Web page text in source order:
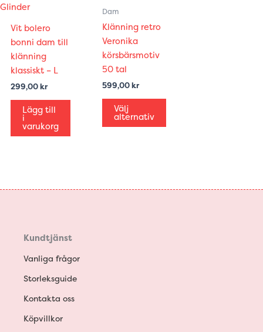
Vit bolero
bonni dam till
klänning
klassiskt – L
299,00kr
Lägg till
i
varukorg
Dam
Klänning retro
Veronika
körsbärsmotiv
50 tal
599,00kr
Välj
alternativ
här
produkten
har
flera
varianter.
olika
alternativen
kan
Kundtjänst
Vanliga frågor
Storleksguide
Kontakta oss
Köpvillkor